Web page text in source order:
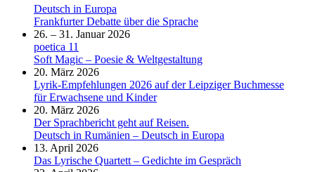
Deutsch in Europa
Frankfurter Debatte über die Sprache
26. – 31. Januar 2026
poetica 11
Soft Magic – Poesie & Weltgestaltung
20. März 2026
Lyrik-Empfehlungen 2026 auf der Leipziger Buchmesse
für Erwachsene und Kinder
20. März 2026
Der Sprachbericht geht auf Reisen.
Deutsch in Rumänien – Deutsch in Europa
13. April 2026
Das Lyrische Quartett – Gedichte im Gespräch